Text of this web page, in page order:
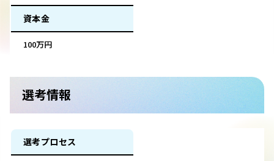
資本金
100万円
選考情報
選考プロセス